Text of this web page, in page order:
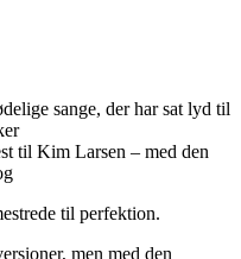
sange, der har sat lyd til
til Kim Larsen – med den
til perfektion.
men med den